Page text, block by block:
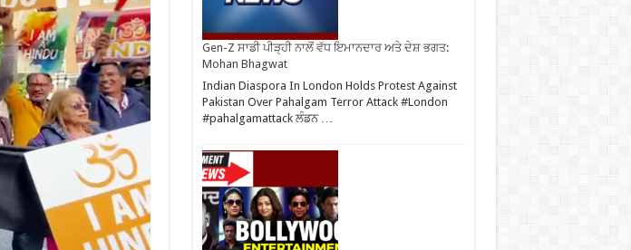
Gen-Z ਸਾਡੀ ਪੀੜ੍ਹੀ ਨਾਲੋਂ ਵੱਧ ਇਮਾਨਦਾਰ ਅਤੇ ਦੇਸ਼ ਭਗਤ:
Mohan Bhagwat
Indian Diaspora In London Holds Protest Against
Pakistan Over Pahalgam Terror Attack #London
#pahalgamattack ਲੰਡਨ …